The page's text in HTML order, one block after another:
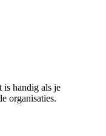
is handig als je
organisaties.